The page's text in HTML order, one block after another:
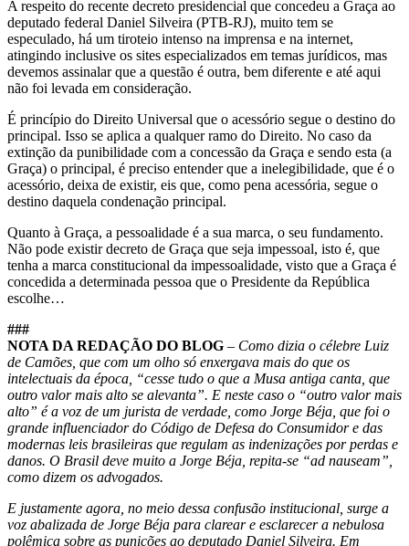
A respeito do recente decreto presidencial que concedeu a Graça ao
deputado federal Daniel Silveira (PTB-RJ), muito tem se
especulado, há um tiroteio intenso na imprensa e na internet,
atingindo inclusive os sites especializados em temas jurídicos, mas
devemos assinalar que a questão é outra, bem diferente e até aqui
não foi levada em consideração.
É princípio do Direito Universal que o acessório segue o destino do
principal. Isso se aplica a qualquer ramo do Direito. No caso da
extinção da punibilidade com a concessão da Graça e sendo esta (a
Graça) o principal, é preciso entender que a inelegibilidade, que é o
acessório, deixa de existir, eis que, como pena acessória, segue o
destino daquela condenação principal.
Quanto à Graça, a pessoalidade é a sua marca, o seu fundamento.
Não pode existir decreto de Graça que seja impessoal, isto é, que
tenha a marca constitucional da impessoalidade, visto que a Graça é
concedida a determinada pessoa que o Presidente da República
escolhe…
###
NOTA DA REDAÇÃO DO BLOG – Como dizia o célebre Luiz
de Camões, que com um olho só enxergava mais do que os
intelectuais da época, “cesse tudo o que a Musa antiga canta, que
outro valor mais alto se alevanta”. E neste caso o “outro valor mais
alto” é a voz de um jurista de verdade, como Jorge Béja, que foi o
grande influenciador do Código de Defesa do Consumidor e das
modernas leis brasileiras que regulam as indenizações por perdas e
danos. O Brasil deve muito a Jorge Béja, repita-se “ad nauseam”,
como dizem os advogados.
E justamente agora, no meio dessa confusão institucional, surge a
voz abalizada de Jorge Béja para clarear e esclarecer a nebulosa
polêmica sobre as punições ao deputado Daniel Silveira. Em